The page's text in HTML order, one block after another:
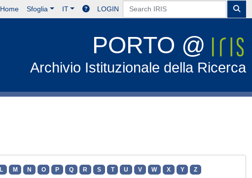
Home Sfoglia IT LOGIN
PORTO @
Archivio Istituzionale della Ricerca
L M N O P Q R S T U V W X Y Z